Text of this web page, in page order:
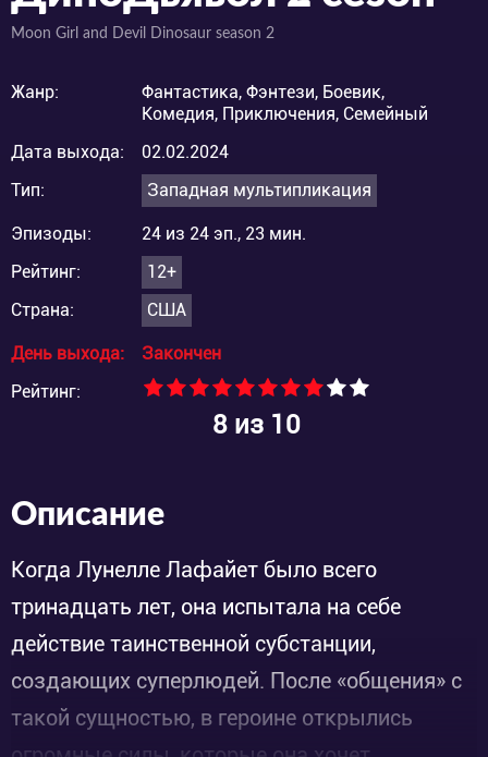
Moon Girl and Devil Dinosaur season 2
Жанр:
Фантастика, Фэнтези, Боевик,
Комедия, Приключения, Семейный
Дата выхода:
02.02.2024
Тип:
Западная мультипликация
Эпизоды:
24 из 24 эп., 23 мин.
Рейтинг:
12+
Страна:
США
День выхода:
Закончен
Рейтинг:
8из 10
Описание
Когда Лунелле Лафайет было всего
тринадцать лет, она испытала на себе
действие таинственной субстанции,
создающих суперлюдей. После «общения» с
такой сущностью, в героине открылись